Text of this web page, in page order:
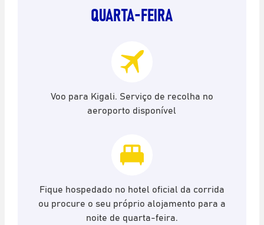
QUARTA-FEIRA
Voo para Kigali. Serviço de recolha no
aeroporto disponível
Fique hospedado no hotel oficial da corrida
ou procure o seu próprio alojamento para a
noite de quarta-feira.